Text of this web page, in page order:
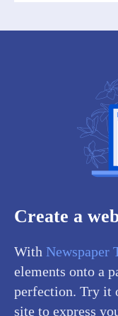
Create a
With Newspaper
elements onto a
perfection. Try it
site to express